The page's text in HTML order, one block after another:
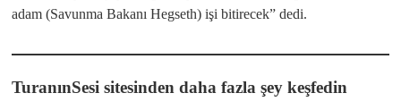
adam (Savunma Bakanı Hegseth) işi bitirecek” dedi.
TuranınSesi sitesinden daha fazla şey keşfedin